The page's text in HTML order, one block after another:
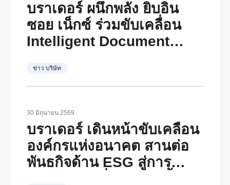
บราเดอร์ ผนึกพลัง ยิบอิน
ซอย เน็กซ์ ร่วมขับเคลื่อน
Intelligent Document
ข่าว บริษัท
30 มิถุนายน 2569
บราเดอร์ เดินหน้าขับเคลื่อน
องค์กรแห่งอนาคต สานต่อ
พันธกิจด้าน ESG สู่การ